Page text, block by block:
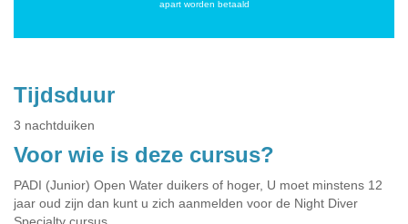
apart worden betaald
Tijdsduur
3 nachtduiken
Voor wie is deze cursus?
PADI (Junior) Open Water duikers of hoger, U moet minstens 12
jaar oud zijn dan kunt u zich aanmelden voor de Night Diver
Specialty cursus.